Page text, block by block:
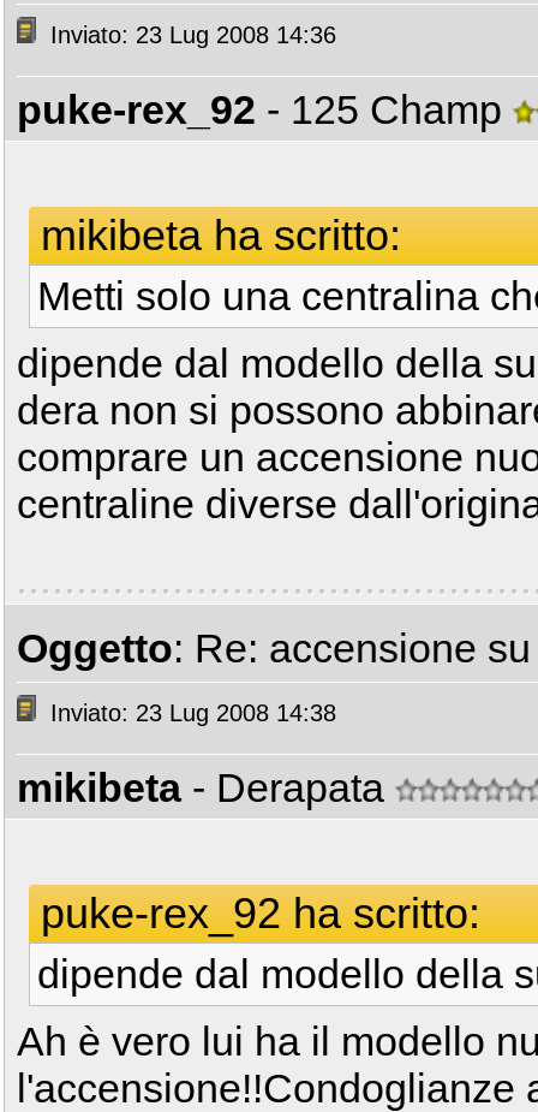
Inviato: 23 Lug 2008 14:36
puke-rex_92 - 125 Champ
mikibeta ha scritto:
Metti solo una centralina
dipende dal modello della
dera non si possono
comprare un accensione
centraline diverse
Oggetto: Re: accensione
Inviato: 23 Lug 2008 14:38
mikibeta - Derapata
puke-rex_92 ha scritto:
dipende dal modello della
Ah è vero lui ha il modello
l'accensione!!Condoglianze